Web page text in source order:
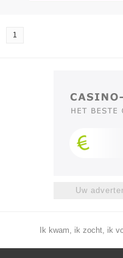
1
Uw
Ik kwam, ik zocht, ik